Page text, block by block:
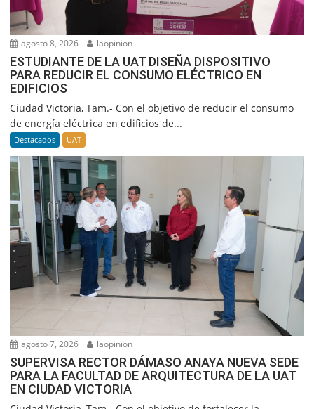
agosto 8, 2026 laopinion
ESTUDIANTE DE LA UAT DISEÑA DISPOSITIVO
PARA REDUCIR EL CONSUMO ELÉCTRICO EN
EDIFICIOS
Ciudad Victoria, Tam.- Con el objetivo de reducir el consumo
de energía eléctrica en edificios de...
Destacados UAT
agosto 7, 2026 laopinion
SUPERVISA RECTOR DÁMASO ANAYA NUEVA SEDE
PARA LA FACULTAD DE ARQUITECTURA DE LA UAT
EN CIUDAD VICTORIA